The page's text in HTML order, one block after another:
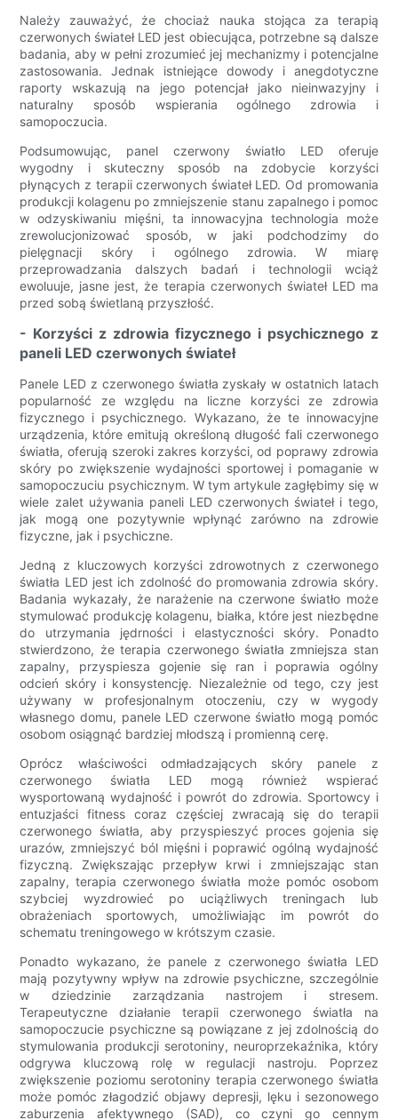
Należy zauważyć, że chociaż nauka stojąca za terapią
czerwonych świateł LED jest obiecująca, potrzebne są dalsze
badania, aby w pełni zrozumieć jej mechanizmy i potencjalne
zastosowania. Jednak istniejące dowody i anegdotyczne
raporty wskazują na jego potencjał jako nieinwazyjny i
naturalny sposób wspierania ogólnego zdrowia i
samopoczucia.
Podsumowując, panel czerwony światło LED oferuje
wygodny i skuteczny sposób na zdobycie korzyści
płynących z terapii czerwonych świateł LED. Od promowania
produkcji kolagenu po zmniejszenie stanu zapalnego i pomoc
w odzyskiwaniu mięśni, ta innowacyjna technologia może
zrewolucjonizować sposób, w jaki podchodzimy do
pielęgnacji skóry i ogólnego zdrowia. W miarę
przeprowadzania dalszych badań i technologii wciąż
ewoluuje, jasne jest, że terapia czerwonych świateł LED ma
przed sobą świetlaną przyszłość.
- Korzyści z zdrowia fizycznego i psychicznego z
paneli LED czerwonych świateł
Panele LED z czerwonego światła zyskały w ostatnich latach
popularność ze względu na liczne korzyści ze zdrowia
fizycznego i psychicznego. Wykazano, że te innowacyjne
urządzenia, które emitują określoną długość fali czerwonego
światła, oferują szeroki zakres korzyści, od poprawy zdrowia
skóry po zwiększenie wydajności sportowej i pomaganie w
samopoczuciu psychicznym. W tym artykule zagłębimy się w
wiele zalet używania paneli LED czerwonych świateł i tego,
jak mogą one pozytywnie wpłynąć zarówno na zdrowie
fizyczne, jak i psychiczne.
Jedną z kluczowych korzyści zdrowotnych z czerwonego
światła LED jest ich zdolność do promowania zdrowia skóry.
Badania wykazały, że narażenie na czerwone światło może
stymulować produkcję kolagenu, białka, które jest niezbędne
do utrzymania jędrności i elastyczności skóry. Ponadto
stwierdzono, że terapia czerwonego światła zmniejsza stan
zapalny, przyspiesza gojenie się ran i poprawia ogólny
odcień skóry i konsystencję. Niezależnie od tego, czy jest
używany w profesjonalnym otoczeniu, czy w wygody
własnego domu, panele LED czerwone światło mogą pomóc
osobom osiągnąć bardziej młodszą i promienną cerę.
Oprócz właściwości odmładzających skóry panele z
czerwonego światła LED mogą również wspierać
wysportowaną wydajność i powrót do zdrowia. Sportowcy i
entuzjaści fitness coraz częściej zwracają się do terapii
czerwonego światła, aby przyspieszyć proces gojenia się
urazów, zmniejszyć ból mięśni i poprawić ogólną wydajność
fizyczną. Zwiększając przepływ krwi i zmniejszając stan
zapalny, terapia czerwonego światła może pomóc osobom
szybciej wyzdrowieć po uciążliwych treningach lub
obrażeniach sportowych, umożliwiając im powrót do
schematu treningowego w krótszym czasie.
Ponadto wykazano, że panele z czerwonego światła LED
mają pozytywny wpływ na zdrowie psychiczne, szczególnie
w dziedzinie zarządzania nastrojem i stresem.
Terapeutyczne działanie terapii czerwonego światła na
samopoczucie psychiczne są powiązane z jej zdolnością do
stymulowania produkcji serotoniny, neuroprzekaźnika, który
odgrywa kluczową rolę w regulacji nastroju. Poprzez
zwiększenie poziomu serotoniny terapia czerwonego światła
może pomóc złagodzić objawy depresji, lęku i sezonowego
zaburzenia afektywnego (SAD), co czyni go cennym